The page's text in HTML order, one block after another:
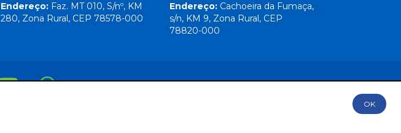
Endereço: Faz. MT 010, S/nº, KM
280, Zona Rural, CEP 78578-000
Endereço: Cachoeira da Fumaça,
s/n, KM 9, Zona Rural, CEP
78820-000
OK